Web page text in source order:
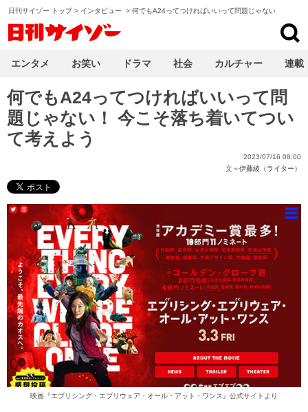
日刊サイゾー トップ> インタビュー > 何でもA24ってつければいいって問題じゃない
何でもA24ってつければいいって問
題じゃない！ 今こそ落ち着いてつい
て考えよう
2023/07/16 08:00
文＝伊藤綾（ライター）
映画『エブリシング・エブリウェア・オール・アット・ワンス』公式サイトより
エンタメ お笑い ドラマ 社会 カルチャー 連載